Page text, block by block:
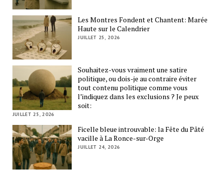
Les Montres Fondent et Chantent: Marée
Haute sur le Calendrier
JUILLET 25, 2026
Souhaitez-vous vraiment une satire
politique, ou dois-je au contraire éviter
tout contenu politique comme vous
l’indiquez dans les exclusions ? Je peux
soit:
JUILLET 25, 2026
Ficelle bleue introuvable: la Fête du Pâté
vacille à La Ronce-sur-Orge
JUILLET 24, 2026